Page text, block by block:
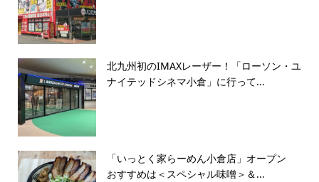
北九州初のIMAXレーザー！「ローソン・ユ
ナイテッドシネマ小倉」に行って...
「いっとく家らーめん小倉店」オープン
おすすめは＜スペシャル味噌＞＆...